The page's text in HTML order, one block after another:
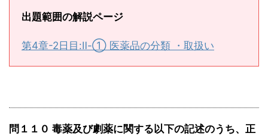
出題範囲の解説ページ
第4章-2日目:Ⅱ-① 医薬品の分類 ・取扱い
問１１０ 毒薬及び劇薬に関する以下の記述のうち、正